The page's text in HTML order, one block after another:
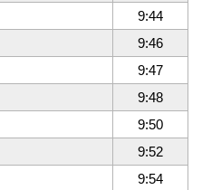
9:44
9:46
9:47
9:48
9:50
9:52
9:54